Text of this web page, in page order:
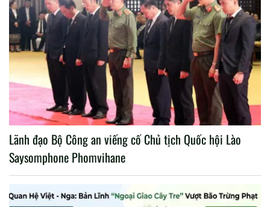
Lãnh đạo Bộ Công an viếng cố Chủ tịch Quốc hội Lào
Saysomphone Phomvihane